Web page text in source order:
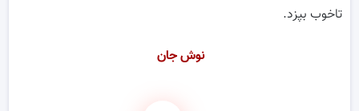
تاخوب بپزد.
نوش جان